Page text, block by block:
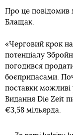
Про це повідомив
Блащак.
«Черговий крок
потенціалу
погодився
боєприпасами.
поставки можливі
Видання Die Zeit
€3,58 мільярда.